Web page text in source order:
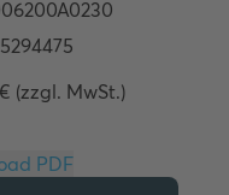
(zzgl. MwSt.)
Download PDF